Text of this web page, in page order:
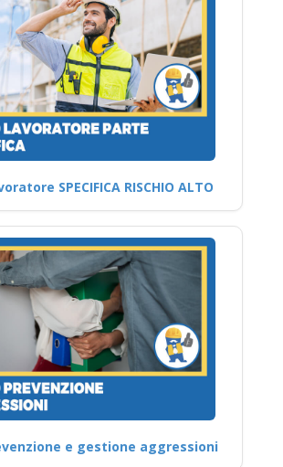
SPECIFICA RISCHIO ALTO
e gestione aggressioni